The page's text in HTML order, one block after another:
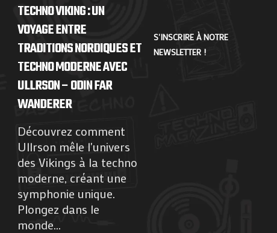
TECHNO VIKING : UN
VOYAGE ENTRE
TRADITIONS NORDIQUES ET
TECHNO MODERNE AVEC
ULLRSON – ODIN FAR
WANDERER
Découvrez comment
Ullrson mêle l'univers
des Vikings à la techno
moderne, créant une
symphonie unique.
Plongez dans le
monde...
S'INSCRIRE À NOTRE
NEWSLETTER !